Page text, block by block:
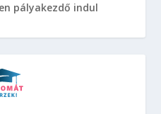
pályakezdő indul